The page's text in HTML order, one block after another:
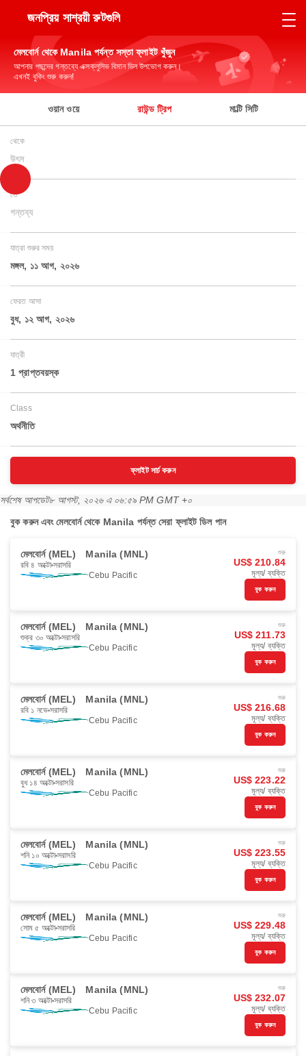
জনপ্রিয় সাশ্রয়ী রুটগুলি
মেলবোর্ন থেকে Manila পর্যন্ত সস্তা ফ্লাইট খুঁজুন
আপনার পছন্দের গন্তব্যে এক্সক্লুসিভ বিমান ডিল উপভোগ করুন।
এখনই বুকিং শুরু করুন!
ওয়ান ওয়ে রাউন্ড ট্রিপ মাল্টি সিটি
থেকে
উৎস
তে
গন্তব্য
যাত্রা শুরুর সময়
মঙ্গল, ১১ আগ, ২০২৬
ফেরত আসা
বুধ, ১২ আগ, ২০২৬
যাত্রী
1 প্রাপ্তবয়স্ক
Class
অর্থনীতি
ফ্লাইট সার্চ করুন
সর্বশেষ আপডেট৮ আগস্ট, ২০২৬ এ ০৬:৫৯ PM GMT +০
বুক করুন এবং মেলবোর্ন থেকে Manila পর্যন্ত সেরা ফ্লাইট ডিল পান
মেলবোর্ন (MEL) Manila (MNL)
রবি ৪ অক্টো সরাসরি
Cebu Pacific
শুরু
US$ 210.84
মূল্য/ ব্যক্তি
বুক করুন
মেলবোর্ন (MEL) Manila (MNL)
শুক্র ৩০ অক্টো সরাসরি
Cebu Pacific
শুরু
US$ 211.73
মূল্য/ ব্যক্তি
বুক করুন
মেলবোর্ন (MEL) Manila (MNL)
রবি ১ নভে সরাসরি
Cebu Pacific
শুরু
US$ 216.68
মূল্য/ ব্যক্তি
বুক করুন
মেলবোর্ন (MEL) Manila (MNL)
বুধ ১৪ অক্টো সরাসরি
Cebu Pacific
শুরু
US$ 223.22
মূল্য/ ব্যক্তি
বুক করুন
মেলবোর্ন (MEL) Manila (MNL)
শনি ১০ অক্টো সরাসরি
Cebu Pacific
শুরু
US$ 223.55
মূল্য/ ব্যক্তি
বুক করুন
মেলবোর্ন (MEL) Manila (MNL)
সোম ৫ অক্টো সরাসরি
Cebu Pacific
শুরু
US$ 229.48
মূল্য/ ব্যক্তি
বুক করুন
মেলবোর্ন (MEL) Manila (MNL)
শনি ৩ অক্টো সরাসরি
Cebu Pacific
শুরু
US$ 232.07
মূল্য/ ব্যক্তি
বুক করুন